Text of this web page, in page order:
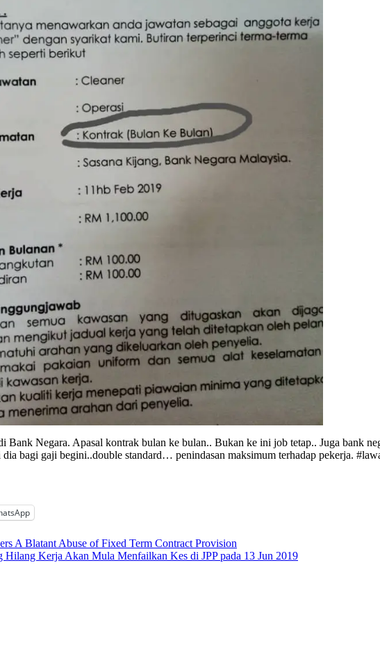
Bank Negara. Apasal kontrak bulan ke bulan.. Bukan ke ini job tetap.. Juga bank
bagi gaji begini..double standard… penindasan maksimum terhadap pekerja.
A Blatant Abuse of Fixed Term Contract Provision
Hilang Kerja Akan Mula Menfailkan Kes di JPP pada 13 Jun 2019